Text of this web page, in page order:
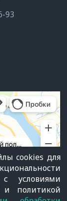
cookies для
с условиями
и политикой
93